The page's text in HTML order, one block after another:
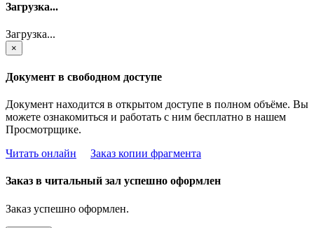
Загрузка...
Загрузка...
×
Документ в свободном доступе
Документ находится в открытом доступе в полном объёме. Вы
можете ознакомиться и работать с ним бесплатно в нашем
Просмотрщике.
Читать онлайн
Заказ копии фрагмента
Заказ в читальный зал успешно оформлен
Заказ успешно оформлен.